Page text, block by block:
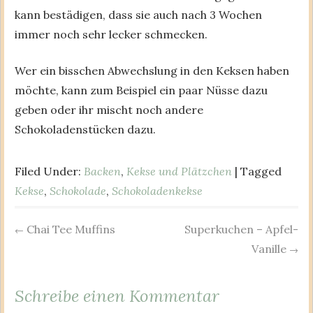
kann bestädigen, dass sie auch nach 3 Wochen
immer noch sehr lecker schmecken.
Wer ein bisschen Abwechslung in den Keksen haben
möchte, kann zum Beispiel ein paar Nüsse dazu
geben oder ihr mischt noch andere
Schokoladenstücken dazu.
Filed Under: Backen, Kekse und Plätzchen | Tagged
Kekse, Schokolade, Schokoladenkekse
Post
← Chai Tee Muffins
Superkuchen – Apfel-
Vanille →
Schreibe einen Kommentar